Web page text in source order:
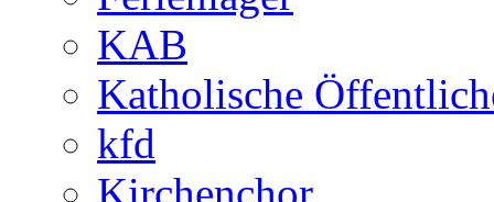
KAB
Katholische
kfd
Kirchenchor